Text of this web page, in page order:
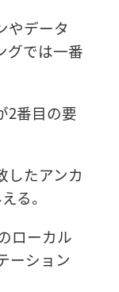
やデータ
グでは一番
2番目の要
したアンカ
る。
ローカル
ーション